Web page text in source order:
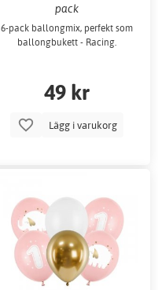
pack
6-pack ballongmix, perfekt som
ballongbukett - Racing.
49 kr
Lägg i varukorg